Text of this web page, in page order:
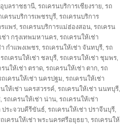
บลราชธานี,รถเครนบริการเชียงราย,รถ
เครนบริการเพชรบุรี,รถเครนบริการ
รแพร่,รถเครนบริการแม่ฮ่องสอน,รถเครน
ช่า กรุงเทพมหานคร,รถเครนให้เช่า
กำแพงเพชร,รถเครนให้เช่า จันทบุรี,รถ
รถเครนให้เช่า ชลบุรี,รถเครนให้เช่า ชุมพร,
รนให้เช่า ตราด,รถเครนให้เช่า ตาก,รถ
ถเครนให้เช่า นครปฐม,รถเครนให้เช่า
นให้เช่า นครสวรรค์,รถเครนให้เช่า นนทบุรี,
,รถเครนให้เช่า น่าน,รถเครนให้เช่า
ประจวบคีรีขันธ์,รถเครนให้เช่า ปราจีนบุรี,
เครนให้เช่า พระนครศรีอยุธยา,รถเครนให้